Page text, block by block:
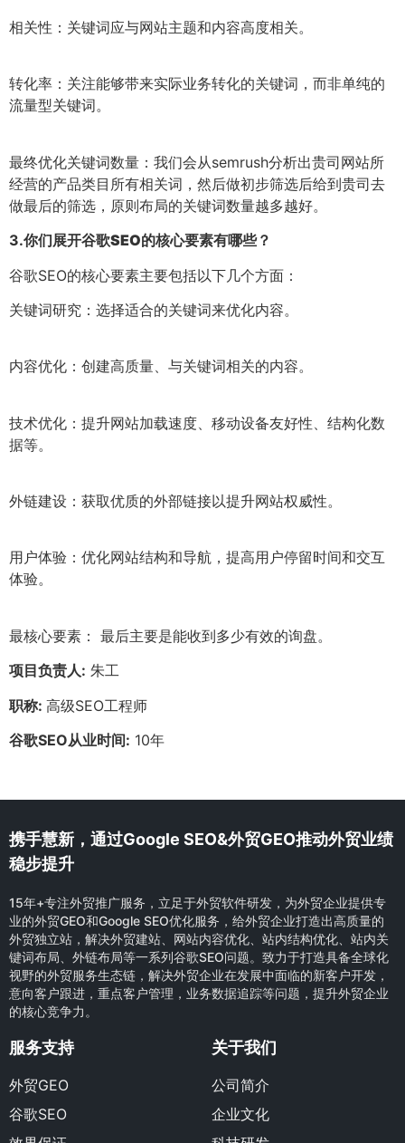
相关性：关键词应与网站主题和内容高度相关。
转化率：关注能够带来实际业务转化的关键词，而非单纯的
流量型关键词。
最终优化关键词数量：我们会从semrush分析出贵司网站所
经营的产品类目所有相关词，然后做初步筛选后给到贵司去
做最后的筛选，原则布局的关键词数量越多越好。
3.你们展开谷歌SEO的核心要素有哪些？
谷歌SEO的核心要素主要包括以下几个方面：
关键词研究：选择适合的关键词来优化内容。
内容优化：创建高质量、与关键词相关的内容。
技术优化：提升网站加载速度、移动设备友好性、结构化数
据等。
外链建设：获取优质的外部链接以提升网站权威性。
用户体验：优化网站结构和导航，提高用户停留时间和交互
体验。
最核心要素： 最后主要是能收到多少有效的询盘。
项目负责人: 朱工
职称: 高级SEO工程师
谷歌SEO从业时间: 10年
携手慧新，通过Google SEO&外贸GEO推动外贸业绩
稳步提升
15年+专注外贸推广服务，立足于外贸软件研发，为外贸企业提供专
业的外贸GEO和Google SEO优化服务，给外贸企业打造出高质量的
外贸独立站，解决外贸建站、网站内容优化、站内结构优化、站内关
键词布局、外链布局等一系列谷歌SEO问题。致力于打造具备全球化
视野的外贸服务生态链，解决外贸企业在发展中面临的新客户开发，
意向客户跟进，重点客户管理，业务数据追踪等问题，提升外贸企业
的核心竞争力。
服务支持
外贸GEO
谷歌SEO
关于我们
公司简介
企业文化